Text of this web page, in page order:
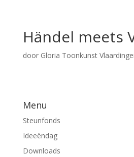
Händel meets
door Gloria Toonkunst
Menu
Steunfonds
Ideeëndag
Downloads